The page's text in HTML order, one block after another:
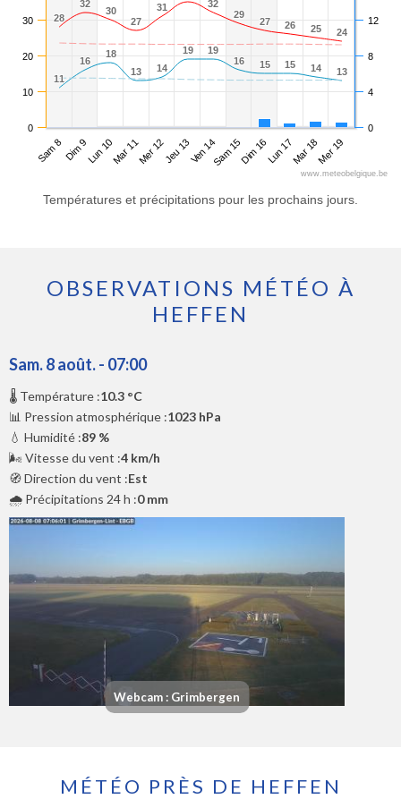
28
28
32
32
30
30
27
27
31
31 32
32
29
29
27
27 26
26 25
25 24
24
11
11
16
16
18
18
13
13 14
14
19
19 19
19
16
16 15
15 15
15 14
14 13
13
Sam 8Dim 9Lun 10Mar 11Mer 12Jeu 13Ven 14Sam 15Dim 16Lun 17Mar 18Mer 19
0
10
20
30
0
4
8
12
www.meteobelgique.be
Températures et précipitations pour les prochains jours.
OBSERVATIONS MÉTÉO À
HEFFEN
Sam. 8 août. - 07:00
🌡️ Température :10.3 °C
📊 Pression atmosphérique :1023 hPa
💧 Humidité :89 %
🌬️ Vitesse du vent :4 km/h
🧭 Direction du vent :Est
🌧️ Précipitations 24 h :0 mm
Webcam : Grimbergen
MÉTÉO PRÈS DE HEFFEN